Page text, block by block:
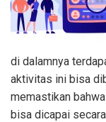
di dalamnya
aktivitas ini bisa
memastikan
bisa dicapai